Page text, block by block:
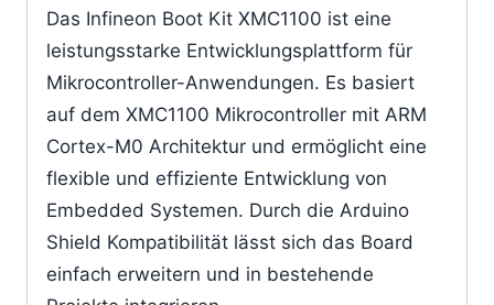
Das Infineon Boot Kit XMC1100 ist eine
leistungsstarke Entwicklungsplattform für
Mikrocontroller-Anwendungen. Es basiert
auf dem XMC1100 Mikrocontroller mit ARM
Cortex-M0 Architektur und ermöglicht eine
flexible und effiziente Entwicklung von
Embedded Systemen. Durch die Arduino
Shield Kompatibilität lässt sich das Board
einfach erweitern und in bestehende